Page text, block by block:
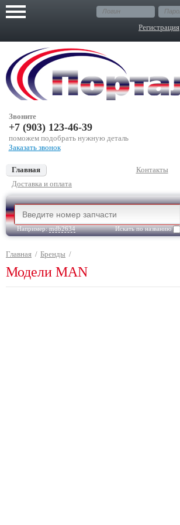
Регистрация
Звоните
+7 (903) 123-46-39
поможем подобрать нужную деталь
Заказать звонок
Главная
Контакты
Доставка и оплата
Например:mdb2634 Искать по названию
Главная / Бренды /
Модели MAN